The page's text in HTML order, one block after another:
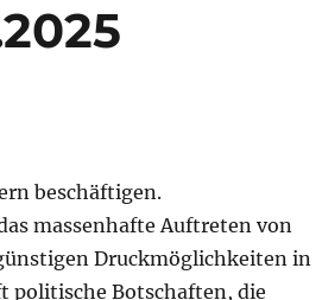
beschäftigen.
massenhafte Auftreten von
Druckmöglichkeiten in
politische Botschaften, die